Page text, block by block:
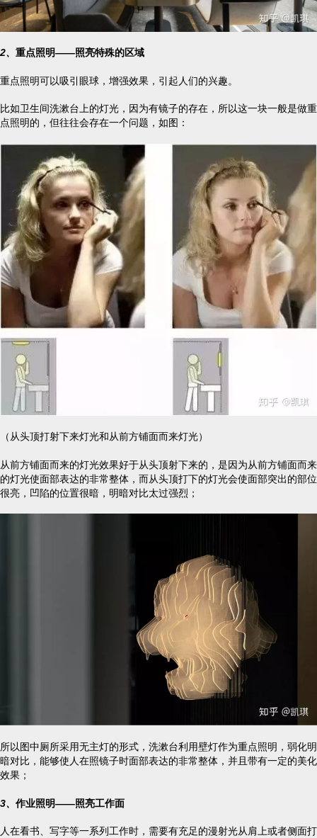
2、 重点照明——照亮特殊的区域
重点照明可以吸引眼球，增强效果，引起人们的兴趣。
比如卫生间洗漱台上的灯光，因为有镜子的存在，所以这一块一般是做重
点照明的，但往往会存在一个问题，如图：
（从头顶打射下来灯光和从前方铺面而来灯光）
从前方铺面而来的灯光效果好于从头顶射下来的，是因为从前方铺面而来
的灯光使面部表达的非常整体，而从头顶打下的灯光会使面部突出的部位
很亮，凹陷的位置很暗，明暗对比太过强烈；
所以图中厕所采用无主灯的形式，洗漱台利用壁灯作为重点照明，弱化明
暗对比，能够使人在照镜子时面部表达的非常整体，并且带有一定的美化
效果；
3、 作业照明——照亮工作面
人在看书、写字等一系列工作时，需要有充足的漫射光从肩上或者侧面打